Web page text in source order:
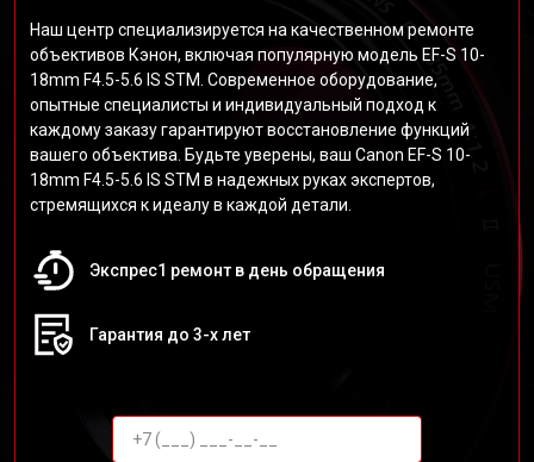
Наш центр специализируется на качественном ремонте
объективов Кэнон, включая популярную модель EF-S 10-
18mm F4.5-5.6 IS STM. Современное оборудование,
опытные специалисты и индивидуальный подход к
каждому заказу гарантируют восстановление функций
вашего объектива. Будьте уверены, ваш Canon EF-S 10-
18mm F4.5-5.6 IS STM в надежных руках экспертов,
стремящихся к идеалу в каждой детали.
Экспрес1 ремонт в день обращения
Гарантия до 3-х лет